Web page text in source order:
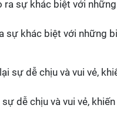
sự khác biệt với những
dễ chịu và vui vẻ,